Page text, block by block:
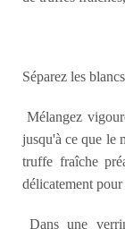
Séparez les
Mélangez
jusqu'à ce que le
truffe fraîche
délicatement pour
Dans une